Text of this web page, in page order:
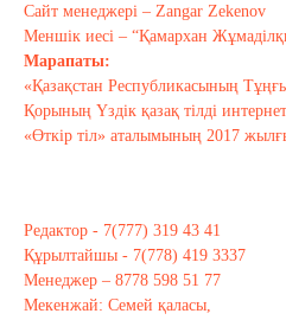
Сайт менеджері – Zangar Zekenov
Меншік иесі – “Қамархан
Марапаты:
«Қазақстан Республикасының
Қорының Үздік қазақ тілді
«Өткір тіл» аталымының 2017
Редактор - 7(777) 319 43 41
Құрылтайшы - 7(778) 419 3337
Менеджер – 8778 598 51 77
Мекенжай: Семей қаласы,